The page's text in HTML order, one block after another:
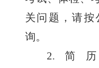
关问题，请按
询。
2. 简